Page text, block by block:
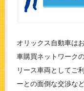
オリックス自動車は
車購買ネットワーク
リース車両としてご
ーとの面倒な交渉な